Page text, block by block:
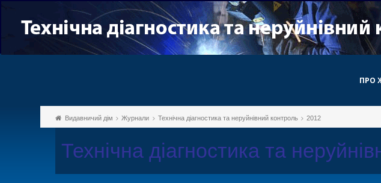
ПРО
Видавничий дім Журнали Технічна діагностика та неруйнівний контроль 2012
Технічна діагностика та